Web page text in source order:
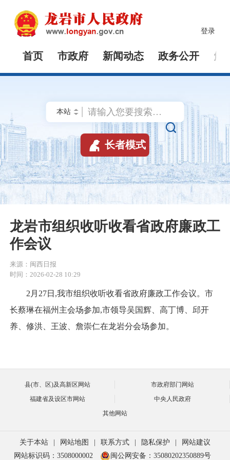
登录
首页 市政府 新闻动态 政务公开 解

 长者模式
龙岩市组织收听收看省政府廉政工
作会议
来源：闽西日报
时间：2026-02-28 10:29
2月27日,我市组织收听收看省政府廉政工作会议。市
长蔡琳在福州主会场参加,市领导吴国辉、高丁博、邱开
养、修洪、王波、詹崇仁在龙岩分会场参加。
县(市、区)及高新区网站
市政府部门网站
福建省及设区市网站
中央人民政府
其他网站
关于本站 网站地图 联系方式 隐私保护
网站建议
网站标识码：3508000002
闽公网安备：35080202350889号